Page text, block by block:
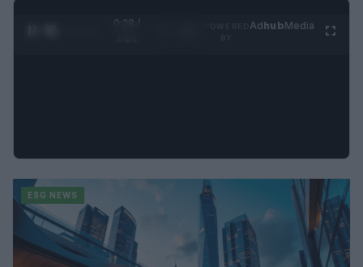
0:29 /
AdhubMedia
ESG NEWS